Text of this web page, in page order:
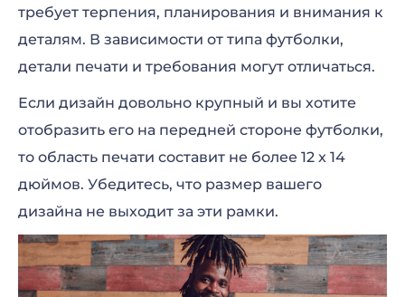
требует терпения, планирования и внимания к
деталям. В зависимости от типа футболки,
детали печати и требования могут отличаться.
Если дизайн довольно крупный и вы хотите
отобразить его на передней стороне футболки,
то область печати составит не более 12 x 14
дюймов. Убедитесь, что размер вашего
дизайна не выходит за эти рамки.